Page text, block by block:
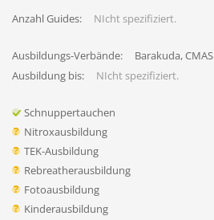
Anzahl Guides: NIcht spezifiziert.
Ausbildungs-Verbände:
Barakuda, CMAS
Ausbildung bis:
NIcht spezifiziert.
Schnuppertauchen
Nitroxausbildung
TEK-Ausbildung
Rebreatherausbildung
Fotoausbildung
Kinderausbildung